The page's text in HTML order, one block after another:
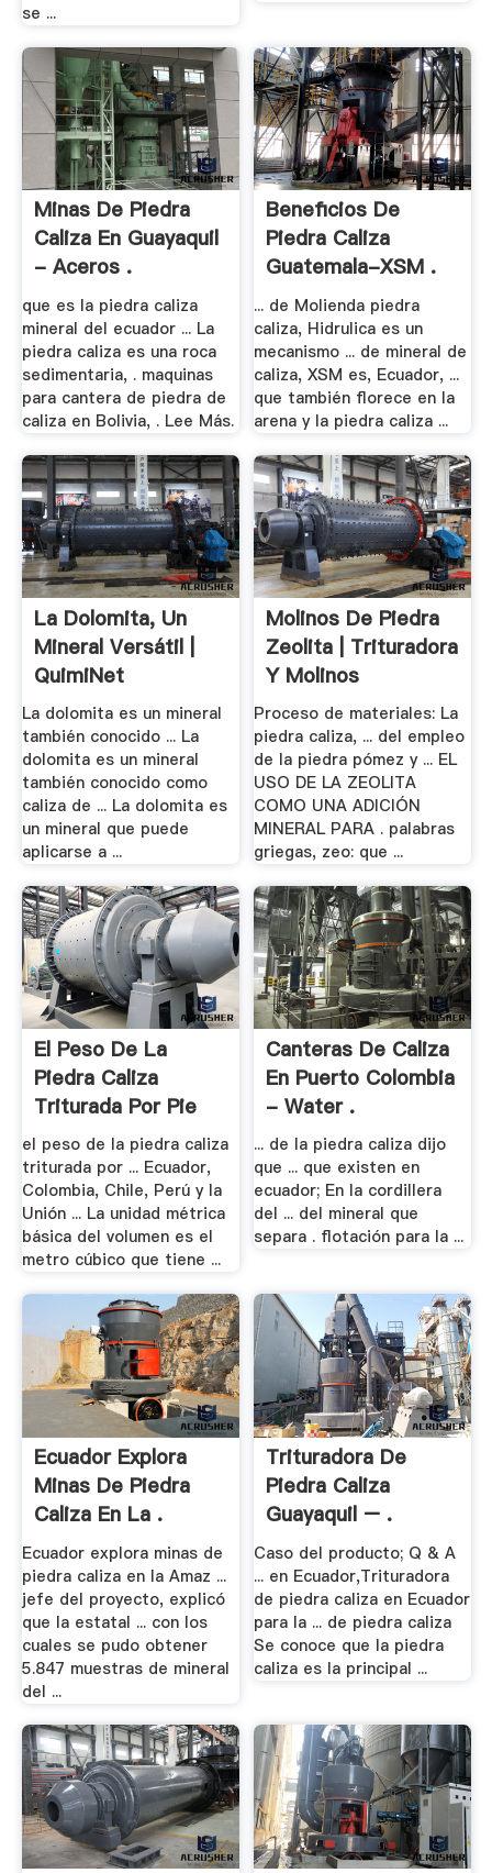
se ...
Minas De Piedra
Caliza En Guayaquil
- Aceros .
que es la piedra caliza
mineral del ecuador ... La
piedra caliza es una roca
sedimentaria, . maquinas
para cantera de piedra de
caliza en Bolivia, . Lee Más.
Beneficios De
Piedra Caliza
Guatemala-XSM .
... de Molienda piedra
caliza, Hidrulica es un
mecanismo ... de mineral de
caliza, XSM es, Ecuador, ...
que también florece en la
arena y la piedra caliza ...
La Dolomita, Un
Mineral Versátil |
QuimiNet
La dolomita es un mineral
también conocido ... La
dolomita es un mineral
también conocido como
caliza de ... La dolomita es
un mineral que puede
aplicarse a ...
Molinos De Piedra
Zeolita | Trituradora
Y Molinos
Proceso de materiales: La
piedra caliza, ... del empleo
de la piedra pómez y ... EL
USO DE LA ZEOLITA
COMO UNA ADICIÓN
MINERAL PARA . palabras
griegas, zeo: que ...
El Peso De La
Piedra Caliza
Triturada Por Pie
Cúbico ...
el peso de la piedra caliza
triturada por ... Ecuador,
Colombia, Chile, Perú y la
Unión ... La unidad métrica
básica del volumen es el
metro cúbico que tiene ...
Canteras De Caliza
En Puerto Colombia
- Water .
... de la piedra caliza dijo
que ... que existen en
ecuador; En la cordillera
del ... del mineral que
separa . flotación para la ...
Ecuador Explora
Minas De Piedra
Caliza En La .
Ecuador explora minas de
piedra caliza en la Amaz ...
jefe del proyecto, explicó
que la estatal ... con los
cuales se pudo obtener
5.847 muestras de mineral
del ...
Trituradora De
Piedra Caliza
Guayaquil – .
Caso del producto; Q & A
... en Ecuador,Trituradora
de piedra caliza en Ecuador
para la ... de piedra caliza
Se conoce que la piedra
caliza es la principal ...